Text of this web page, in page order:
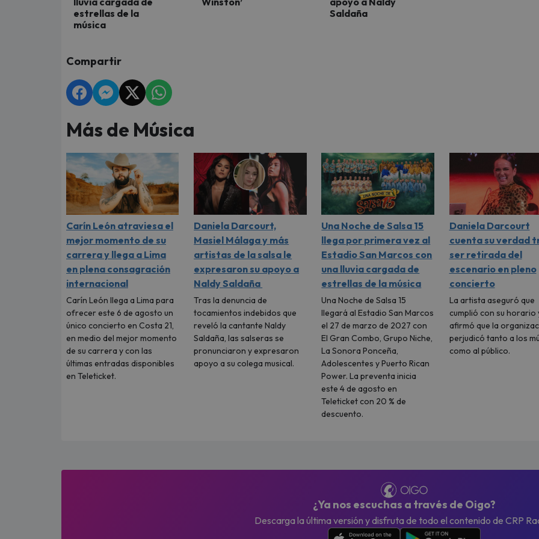
estrellas de la
música
Saldaña
Compartir
Más de Música
Carín León atraviesa el
mejor momento de su
carrera y llega a Lima
en plena consagración
internacional
Carín León llega a Lima para
ofrecer este 6 de agosto un
único concierto en Costa 21,
en medio del mejor momento
de su carrera y con las
últimas entradas disponibles
en Teleticket.
Daniela Darcourt,
Masiel Málaga y más
artistas de la salsa le
expresaron su apoyo a
Naldy Saldaña
Tras la denuncia de
tocamientos indebidos que
reveló la cantante Naldy
Saldaña, las salseras se
pronunciaron y expresaron
apoyo a su colega musical.
Una Noche de Salsa 15
llega por primera vez al
Estadio San Marcos con
una lluvia cargada de
estrellas de la música
Una Noche de Salsa 15
llegará al Estadio San Marcos
el 27 de marzo de 2027 con
El Gran Combo, Grupo Niche,
La Sonora Ponceña,
Adolescentes y Puerto Rican
Power. La preventa inicia
este 4 de agosto en
Teleticket con 20 % de
descuento.
Daniela Darcourt
cuenta su verdad
ser retirada del
escenario en pleno
concierto
La artista aseguró que
cumplió con su horario
afirmó que la
perjudicó tanto a los
como al público.
¿Ya nos escuchas a través de Oigo?
Descarga la última versión y disfruta de todo el contenido de CRP